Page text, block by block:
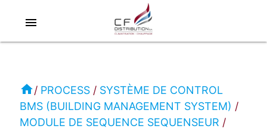
RC
CLIMAVENETA
PROCESS
menu
home PROCESS
SYSTÈME DE CONTROL
BMS (BUILDING MANAGEMENT SYSTEM)
MODULE DE SEQUENCE SEQUENSEUR